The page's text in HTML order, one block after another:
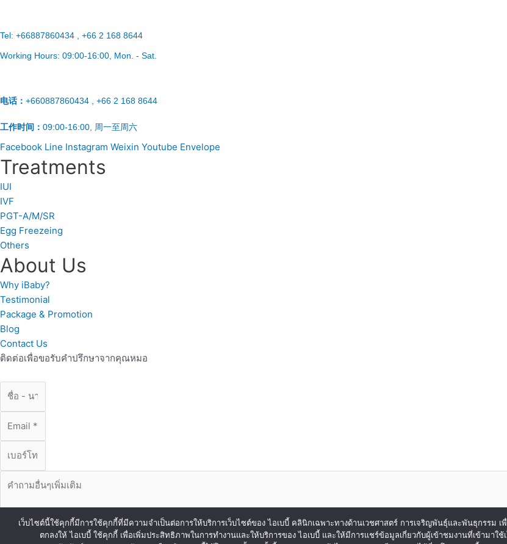
Tel: +66887860434 , +66 2 168 8644
Working Hours: 09:00-16:00 , Mon. - Sat.
电话： +660887860434 , +66 2 168 8644
工作时间： 09:00-16:00, 周一至周六
Facebook Line Instagram Weixin Youtube Envelope
Treatments
IUI
IVF
PGT-A/M/SR
Egg Freezeing
Others
About Us
Why iBaby?
Testimonial
Package & Promotion
Blog
Contact Us
ติดต่อเพื่อขอรับคำปรึกษาจากคุณหมอ
เว็บไซต์นี้ใช้คุกกี้มีการใช้คุกกี้ที่มีความจำเป็นต่อการให้บริการเว็บไซต์ของ ไอเบบี้ คลินิกเฉพาะทางด้านเวชศาสตร์ การเจริญพันธุ์และพันธุกรรม
ตกลงให้ ไอเบบี้ ใช้คุกกี้ เพื่อเพิ่มประสิทธิภาพในการทำงานและให้บริการของ ไอเบบี้ และให้มีการแชร์ข้อมูลเกี่ยวกับผู้เข้าชมงานที่เข้ามา